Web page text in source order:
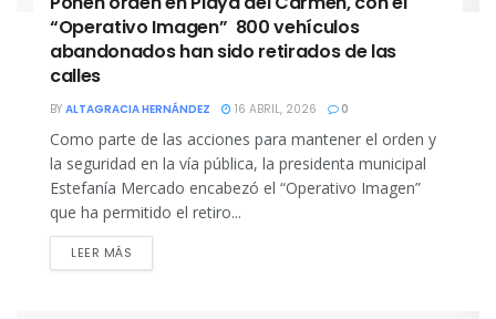
“Operativo Imagen” 800 vehículos
abandonados han sido retirados de las
calles
BY ALTAGRACIA HERNÁNDEZ 16 ABRIL, 2026 0
Como parte de las acciones para mantener el orden y
la seguridad en la vía pública, la presidenta municipal
Estefanía Mercado encabezó el “Operativo Imagen”
que ha permitido el retiro...
LEER MÁS